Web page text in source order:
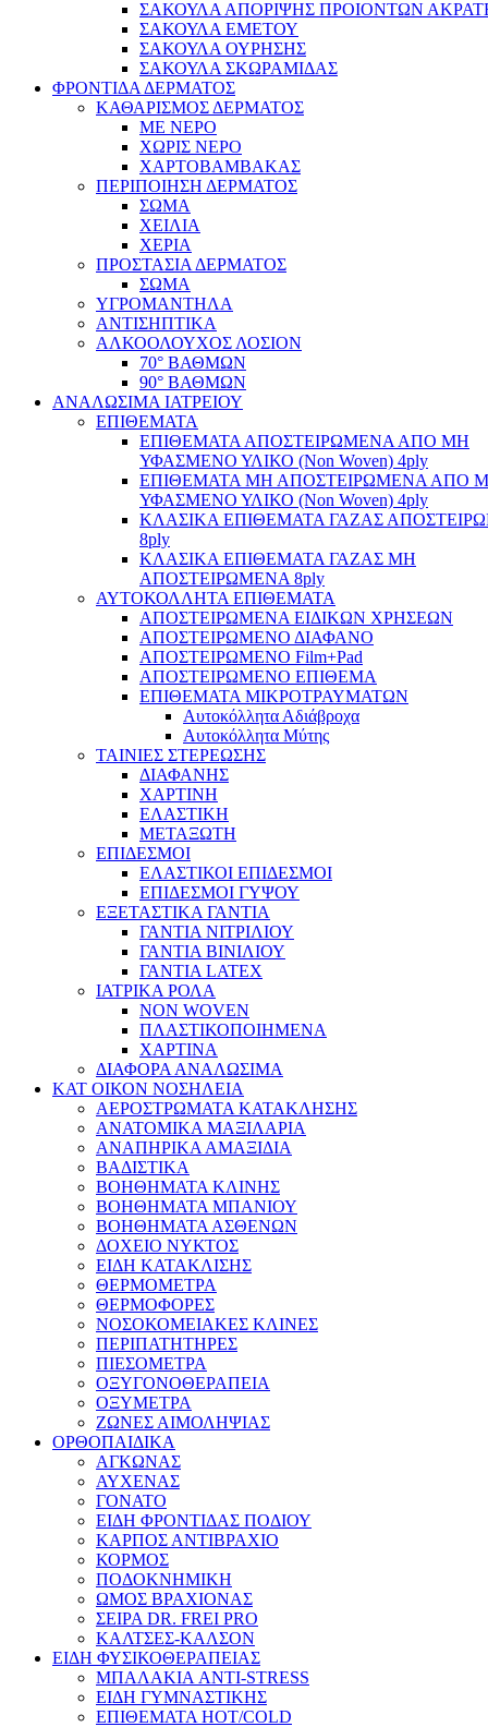
ΣΑΚΟΥΛΑ ΑΠΟΡΙΨΗΣ ΠΡΟΙΟΝΤΩΝ
ΣΑΚΟΥΛΑ ΕΜΕΤΟΥ
ΣΑΚΟΥΛΑ ΟΥΡΗΣΗΣ
ΣΑΚΟΥΛΑ ΣΚΩΡΑΜΙΔΑΣ
ΦΡΟΝΤΙΔΑ ΔΕΡΜΑΤΟΣ
ΚΑΘΑΡΙΣΜΟΣ ΔΕΡΜΑΤΟΣ
ΜΕ ΝΕΡΟ
ΧΩΡΙΣ ΝΕΡΟ
ΧΑΡΤΟΒΑΜΒΑΚΑΣ
ΠΕΡΙΠΟΙΗΣΗ ΔΕΡΜΑΤΟΣ
ΣΩΜΑ
ΧΕΙΛΙΑ
ΧΕΡΙΑ
ΠΡΟΣΤΑΣΙΑ ΔΕΡΜΑΤΟΣ
ΣΩΜΑ
ΥΓΡΟΜΑΝΤΗΛΑ
ΑΝΤΙΣΗΠΤΙΚΑ
ΑΛΚΟΟΛΟΥΧΟΣ ΛΟΣΙΟΝ
70° ΒΑΘΜΩΝ
90° ΒΑΘΜΩΝ
ΑΝΑΛΩΣΙΜΑ ΙΑΤΡΕΙΟΥ
ΕΠΙΘΕΜΑΤΑ
ΕΠΙΘΕΜΑΤΑ ΑΠΟΣΤΕΙΡΩΜΕΝΑ ΑΠΟ ΜΗ
ΥΦΑΣΜΕΝΟ ΥΛΙΚΟ (Non Woven) 4ply
ΕΠΙΘΕΜΑΤΑ ΜΗ ΑΠΟΣΤΕΙΡΩΜΕΝΑ ΑΠΟ
ΥΦΑΣΜΕΝΟ ΥΛΙΚΟ (Non Woven) 4ply
ΚΛΑΣΙΚΑ ΕΠΙΘΕΜΑΤΑ ΓΑΖΑΣ
8ply
ΚΛΑΣΙΚΑ ΕΠΙΘΕΜΑΤΑ ΓΑΖΑΣ ΜΗ
ΑΠΟΣΤΕΙΡΩΜΕΝΑ 8ply
ΑΥΤΟΚΟΛΛΗΤΑ ΕΠΙΘΕΜΑΤΑ
ΑΠΟΣΤΕΙΡΩΜΕΝΑ ΕΙΔΙΚΩΝ ΧΡΗΣΕΩΝ
ΑΠΟΣΤΕΙΡΩΜΕΝΟ ΔΙΑΦΑΝΟ
ΑΠΟΣΤΕΙΡΩΜΕΝΟ Film+Pad
ΑΠΟΣΤΕΙΡΩΜΕΝΟ ΕΠΙΘΕΜΑ
ΕΠΙΘΕΜΑΤΑ ΜΙΚΡΟΤΡΑΥΜΑΤΩΝ
Αυτοκόλλητα Αδιάβροχα
Αυτοκόλλητα Μύτης
ΤΑΙΝΙΕΣ ΣΤΕΡΕΩΣΗΣ
ΔΙΑΦΑΝΗΣ
ΧΑΡΤΙΝΗ
ΕΛΑΣΤΙΚΗ
ΜΕΤΑΞΩΤΗ
ΕΠΙΔΕΣΜΟΙ
ΕΛΑΣΤΙΚΟΙ ΕΠΙΔΕΣΜΟΙ
ΕΠΙΔΕΣΜΟΙ ΓΥΨΟΥ
ΕΞΕΤΑΣΤΙΚΑ ΓΑΝΤΙΑ
ΓΑΝΤΙΑ ΝΙΤΡΙΛΙΟΥ
ΓΑΝΤΙΑ ΒΙΝΙΛΙΟΥ
ΓΑΝΤΙΑ LATEX
ΙΑΤΡΙΚΑ ΡΟΛΑ
NON WOVEN
ΠΛΑΣΤΙΚΟΠΟΙΗΜΕΝΑ
ΧΑΡΤΙΝΑ
ΔΙΑΦΟΡΑ ΑΝΑΛΩΣΙΜΑ
ΚΑΤ ΟΙΚΟΝ ΝΟΣΗΛΕΙΑ
ΑΕΡΟΣΤΡΩΜΑΤΑ ΚΑΤΑΚΛΗΣΗΣ
ΑΝΑΤΟΜΙΚΑ ΜΑΞΙΛΑΡΙΑ
ΑΝΑΠΗΡΙΚΑ ΑΜΑΞΙΔΙΑ
ΒΑΔΙΣΤΙΚΑ
ΒΟΗΘΗΜΑΤΑ ΚΛΙΝΗΣ
ΒΟΗΘΗΜΑΤΑ ΜΠΑΝΙΟΥ
ΒΟΗΘΗΜΑΤΑ ΑΣΘΕΝΩΝ
ΔΟΧΕΙΟ ΝΥΚΤΟΣ
ΕΙΔΗ ΚΑΤΑΚΛΙΣΗΣ
ΘΕΡΜΟΜΕΤΡΑ
ΘΕΡΜΟΦΟΡΕΣ
ΝΟΣΟΚΟΜΕΙΑΚΕΣ ΚΛΙΝΕΣ
ΠΕΡΙΠΑΤΗΤΗΡΕΣ
ΠΙΕΣΟΜΕΤΡΑ
ΟΞΥΓΟΝΟΘΕΡΑΠΕΙΑ
ΟΞΥΜΕΤΡΑ
ΖΩΝΕΣ ΑΙΜΟΛΗΨΙΑΣ
ΟΡΘΟΠΑΙΔΙΚΑ
ΑΓΚΩΝΑΣ
ΑΥΧΕΝΑΣ
ΓΟΝΑΤΟ
ΕΙΔΗ ΦΡΟΝΤΙΔΑΣ ΠΟΔΙΟΥ
ΚΑΡΠΟΣ ΑΝΤΙΒΡΑΧΙΟ
ΚΟΡΜΟΣ
ΠΟΔΟΚΝΗΜΙΚΗ
ΩΜΟΣ ΒΡΑΧΙΟΝΑΣ
ΣΕΙΡΑ DR. FREI PRO
ΚΑΛΤΣΕΣ-ΚΑΛΣΟΝ
ΕΙΔΗ ΦΥΣΙΚΟΘΕΡΑΠΕΙΑΣ
ΜΠΑΛΑΚΙΑ ANTI-STRESS
ΕΙΔΗ ΓΥΜΝΑΣΤΙΚΗΣ
ΕΠΙΘΕΜΑΤΑ HOT/COLD